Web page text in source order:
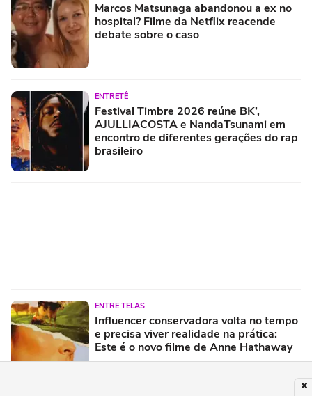
Marcos Matsunaga abandonou a ex no
hospital? Filme da Netflix reacende
debate sobre o caso
ENTRETÊ
Festival Timbre 2026 reúne BK’,
AJULLIACOSTA e NandaTsunami em
encontro de diferentes gerações do rap
brasileiro
ENTRE TELAS
Influencer conservadora volta no tempo
e precisa viver realidade na prática:
Este é o novo filme de Anne Hathaway